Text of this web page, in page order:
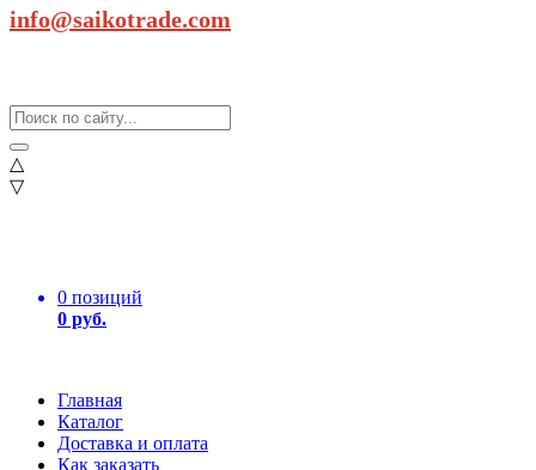
info@saikotrade.com
△
▽
0 позиций
0 руб.
Главная
Каталог
Доставка и оплата
Как заказать